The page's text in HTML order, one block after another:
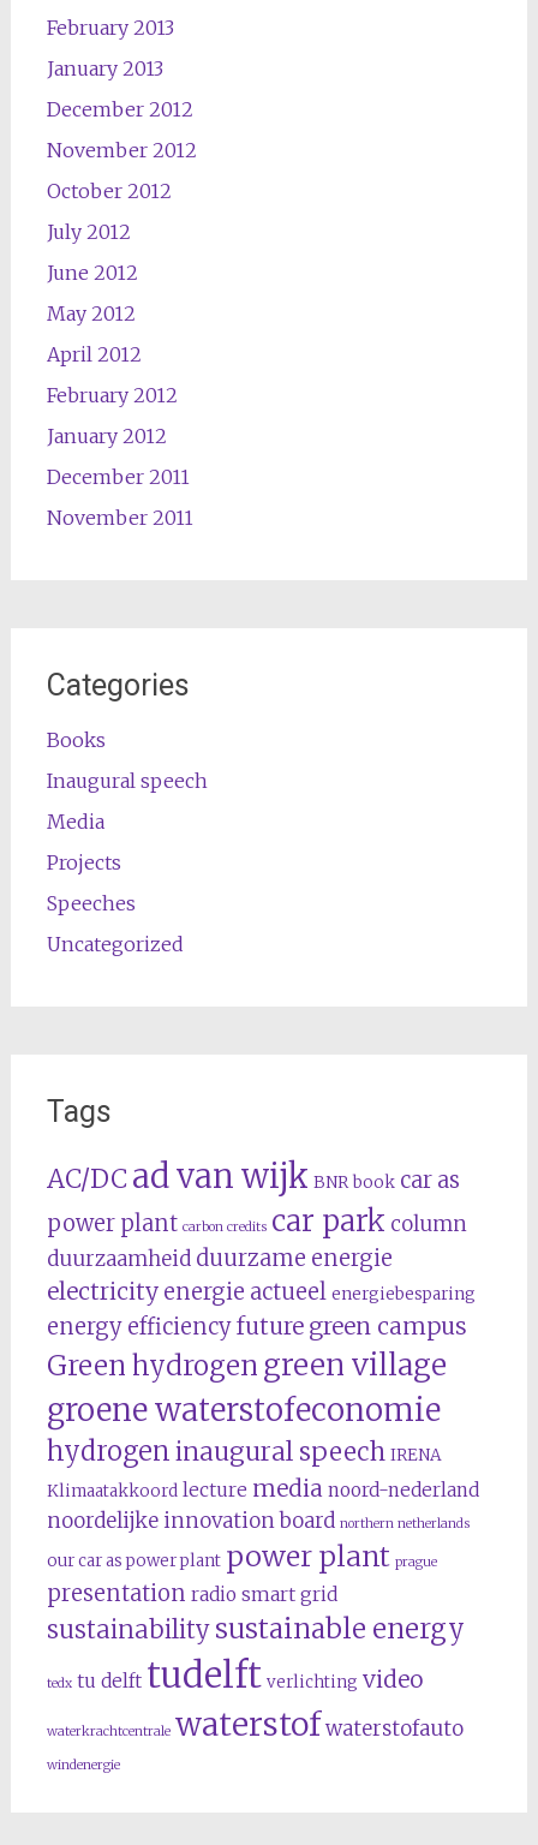
February 2013
January 2013
December 2012
November 2012
October 2012
July 2012
June 2012
May 2012
April 2012
February 2012
January 2012
December 2011
November 2011
Categories
Books
Inaugural speech
Media
Projects
Speeches
Uncategorized
Tags
AC/DCad van wijk BNR book car as
power plant carbon credits car park column
duurzaamheid duurzame energie
electricity energie actueel energiebesparing
energy efficiencyfuture green campus
Green hydrogen green village
groene waterstofeconomie
hydrogeninaugural speech IRENA
Klimaatakkoord lecture media noord-nederland
noordelijke innovation board northern netherlands
our car as power plant power plant prague
presentation radio smart grid
sustainabilitysustainable energy
tedx tu delft tudelft verlichting video
waterkrachtcentrale waterstofwaterstofauto
windenergie